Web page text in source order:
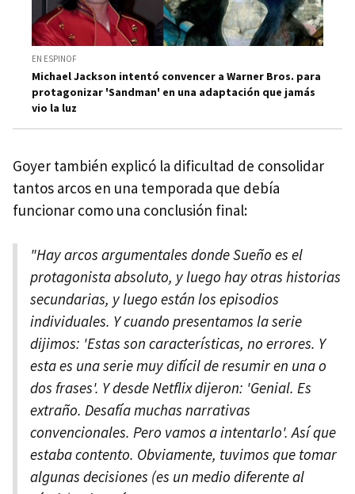
EN ESPINOF
Michael Jackson intentó convencer a Warner Bros. para
protagonizar 'Sandman' en una adaptación que jamás
vio la luz
Goyer también explicó la dificultad de consolidar
tantos arcos en una temporada que debía
funcionar como una conclusión final:
"Hay arcos argumentales donde Sueño es el
protagonista absoluto, y luego hay otras historias
secundarias, y luego están los episodios
individuales. Y cuando presentamos la serie
dijimos: 'Estas son características, no errores. Y
esta es una serie muy difícil de resumir en una o
dos frases'. Y desde Netflix dijeron: 'Genial. Es
extraño. Desafía muchas narrativas
convencionales. Pero vamos a intentarlo'. Así que
estaba contento. Obviamente, tuvimos que tomar
algunas decisiones (es un medio diferente al